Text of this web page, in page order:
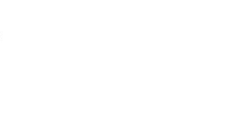
Schieberosette; Anwendung: innen; Form:
Einsatzbereich: Tür; Türart: